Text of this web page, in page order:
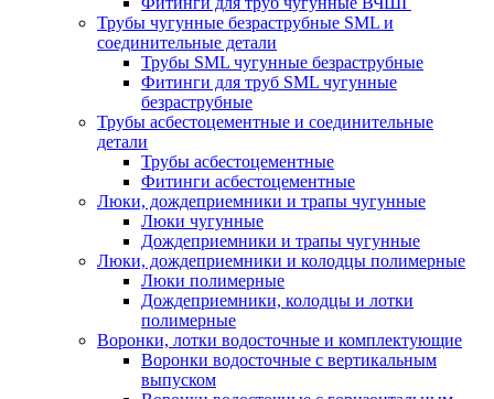
Трубы чугунные безраструбные SML и
соединительные детали
Трубы SML чугунные безраструбные
Фитинги для труб SML чугунные
безраструбные
Трубы асбестоцементные и соединительные
детали
Трубы асбестоцементные
Фитинги асбестоцементные
Люки, дождеприемники и трапы чугунные
Люки чугунные
Дождеприемники и трапы чугунные
Люки, дождеприемники и колодцы полимерные
Люки полимерные
Дождеприемники, колодцы и лотки
полимерные
Воронки, лотки водосточные и комплектующие
Воронки водосточные с вертикальным
выпуском